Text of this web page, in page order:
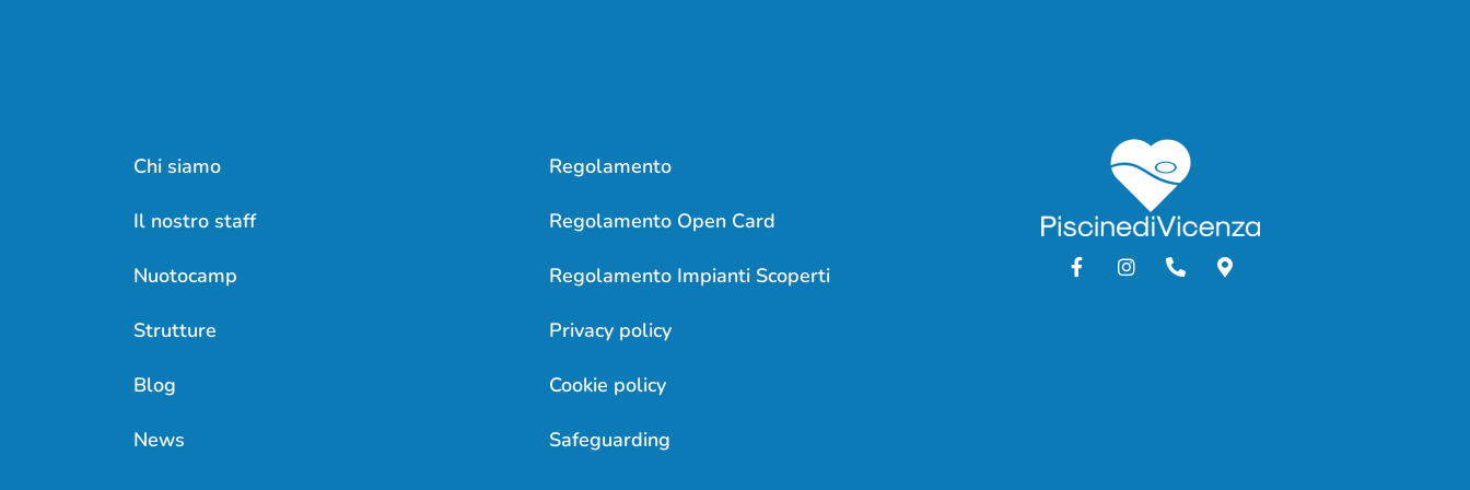
Chi siamo
Il nostro staff
Nuotocamp
Strutture
Blog
News
Regolamento
Regolamento Open Card
Regolamento Impianti Scoperti
Privacy policy
Cookie policy
Safeguarding